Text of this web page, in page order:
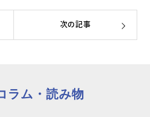
次の記事
ラム・読み物